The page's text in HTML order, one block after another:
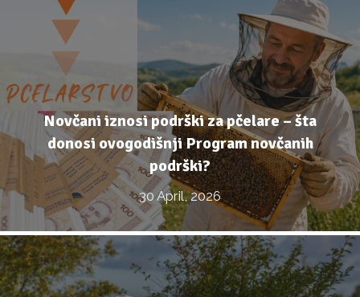
Novčani iznosi podrški za pčelare – šta
donosi ovogodišnji Program novčanih
podrški?
30 April, 2026